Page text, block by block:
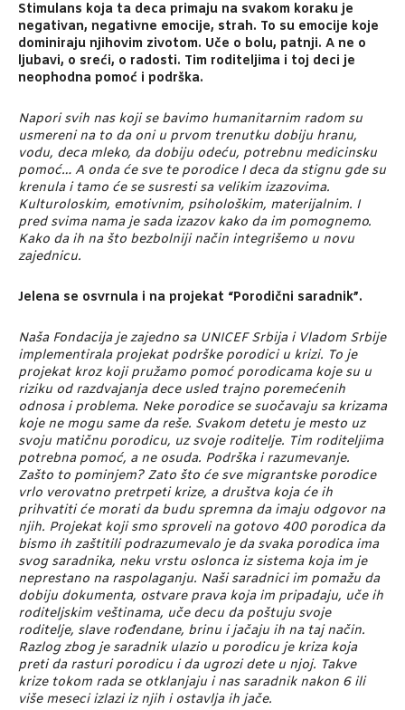
Stimulans koja ta deca primaju na svakom koraku je
negativan, negativne emocije, strah. To su emocije koje
dominiraju njihovim zivotom. Uče o bolu, patnji. A ne o
ljubavi, o sreći, o radosti. Tim roditeljima i toj deci je
neophodna pomoć i podrška.
Napori svih nas koji se bavimo humanitarnim radom su
usmereni na to da oni u prvom trenutku dobiju hranu,
vodu, deca mleko, da dobiju odeću, potrebnu medicinsku
pomoć… A onda će sve te porodice I deca da stignu gde su
krenula i tamo će se susresti sa velikim izazovima.
Kulturoloskim, emotivnim, psihološkim, materijalnim. I
pred svima nama je sada izazov kako da im pomognemo.
Kako da ih na što bezbolniji način integrišemo u novu
zajednicu.
Jelena se osvrnula i na projekat “Porodični saradnik”.
Naša Fondacija je zajedno sa UNICEF Srbija i Vladom Srbije
implementirala projekat podrške porodici u krizi. To je
projekat kroz koji pružamo pomoć porodicama koje su u
riziku od razdvajanja dece usled trajno poremećenih
odnosa i problema. Neke porodice se suočavaju sa krizama
koje ne mogu same da reše. Svakom detetu je mesto uz
svoju matičnu porodicu, uz svoje roditelje. Tim roditeljima
potrebna pomoć, a ne osuda. Podrška i razumevanje.
Zašto to pominjem? Zato što će sve migrantske porodice
vrlo verovatno pretrpeti krize, a društva koja će ih
prihvatiti će morati da budu spremna da imaju odgovor na
njih. Projekat koji smo sproveli na gotovo 400 porodica da
bismo ih zaštitili podrazumevalo je da svaka porodica ima
svog saradnika, neku vrstu oslonca iz sistema koja im je
neprestano na raspolaganju. Naši saradnici im pomažu da
dobiju dokumenta, ostvare prava koja im pripadaju, uče ih
roditeljskim veštinama, uče decu da poštuju svoje
roditelje, slave rođendane, brinu i jačaju ih na taj način.
Razlog zbog je saradnik ulazio u porodicu je kriza koja
preti da rasturi porodicu i da ugrozi dete u njoj. Takve
krize tokom rada se otklanjaju i nas saradnik nakon 6 ili
više meseci izlazi iz njih i ostavlja ih jače.